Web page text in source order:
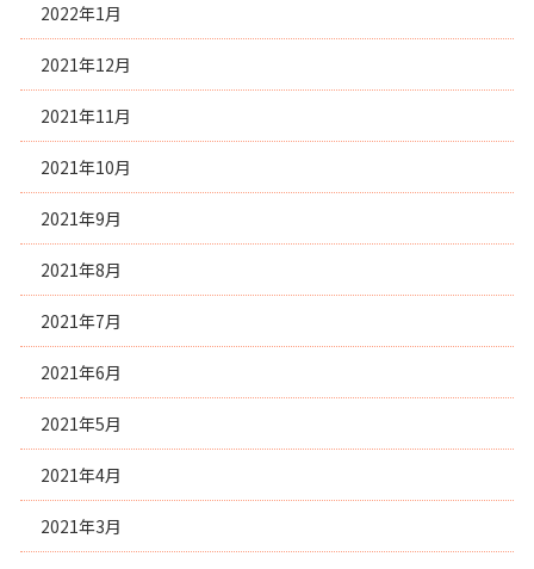
2022年1月
2021年12月
2021年11月
2021年10月
2021年9月
2021年8月
2021年7月
2021年6月
2021年5月
2021年4月
2021年3月